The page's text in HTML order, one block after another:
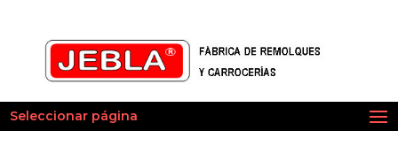
Seleccionar página